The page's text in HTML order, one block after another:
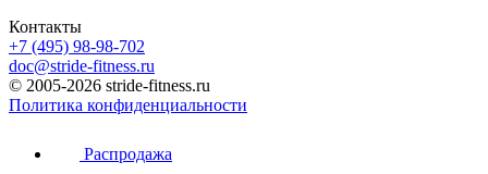
Контакты
+7 (495) 98-98-702
doc@stride-fitness.ru
© 2005-2026 stride-fitness.ru
Политика конфиденциальности
Распродажа